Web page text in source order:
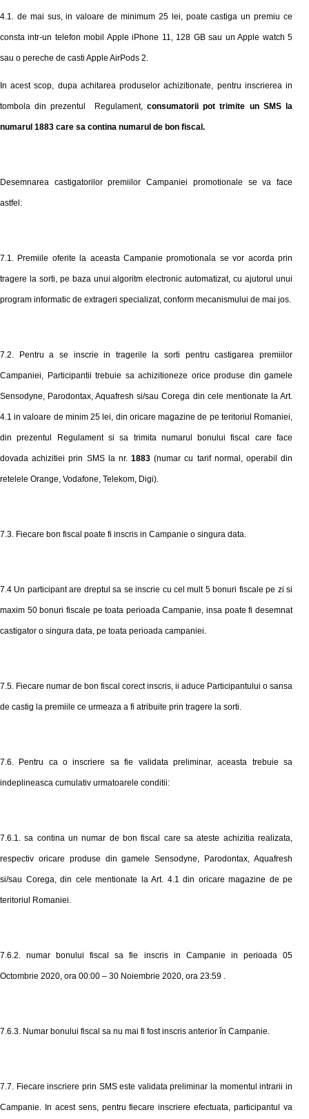
4.1. de mai sus, in valoare de minimum 25 lei, poate castigaun premiu ce
consta intr-un telefon mobil Apple iPhone 11, 128 GB sau un Apple watch 5
sau o pereche de casti Apple AirPods 2.
In acest scop, dupa achitarea produselor achizitionate, pentru inscrierea in
tombola din prezentul Regulament, consumatorii pot trimite un SMSla
numarul 1883 care sa contina numarul de bon fiscal.
Desemnarea castigatorilor premiilor Campaniei promotionale se va face
astfel:
7.1. Premiile oferite la aceasta Campanie promotionala se vor acorda prin
tragere la sorti, pe baza unui algoritm electronic automatizat, cu ajutorul unui
program informatic de extrageri specializat, conform mecanismului de mai jos.
7.2. Pentru a se inscrie in tragerile la sorti pentru castigarea premiilor
Campaniei, Participantii trebuie sa achizitioneze orice produse din gamele
Sensodyne, Parodontax, Aquafresh si/sau Corega din cele mentionate la Art.
4.1 in valoare de minim 25 lei, din oricare magazine de pe teritoriul Romaniei,
din prezentul Regulament si sa trimita numarul bonului fiscal care face
dovada achizitiei prin SMS la nr. 1883 (numar cu tarif normal, operabil din
retelele Orange, Vodafone, Telekom, Digi).
7.3. Fiecare bon fiscal poate fi inscris in Campanie o singura data.
7.4 Un participant are dreptul sa se inscrie cu cel mult 5 bonuri fiscale pe zi si
maxim 50 bonuri fiscale pe toata perioada Campanie, insa poate fi desemnat
castigator o singura data, pe toata perioada campaniei.
7.5. Fiecare numar de bon fiscal corect inscris, ii aduce Participantului o sansa
de castig la premiile ce urmeaza a fi atribuite prin tragere la sorti.
7.6. Pentru ca o inscriere sa fie validata preliminar, aceasta trebuie sa
indeplineasca cumulativ urmatoarele conditii:
7.6.1. sa contina un numar de bon fiscal care sa ateste achizitia realizata,
respectiv oricare produse din gamele Sensodyne, Parodontax, Aquafresh
si/sau Corega, din cele mentionate la Art. 4.1 din oricare magazine de pe
teritoriul Romaniei.
7.6.2. numar bonului fiscal sa fie inscris in Campanie in perioada 05
Octombrie 2020, ora 00:00 – 30 Noiembrie 2020, ora 23:59 .
7.6.3. Numar bonului fiscal sa nu mai fi fost inscris anterior în Campanie.
7.7. Fiecare inscriere prin SMS este validata preliminar la momentul intrarii in
Campanie. In acest sens, pentru fiecare inscriere efectuata, participantul va